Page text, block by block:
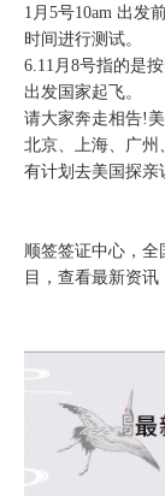
1月5号10am 出发
时间进行测试。
6.11月8号指的是
出发国家起飞。
请大家奔走相告!
北京、上海、广州
有计划去美国探亲
顺签签证中心，全
目，查看最新资讯